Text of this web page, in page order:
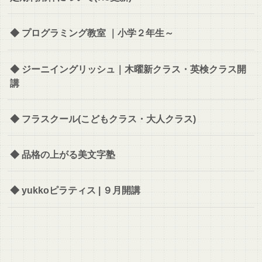
◆ プログラミング教室 ｜小学２年生～
◆ ジーニイングリッシュ｜木曜新クラス・英検クラス開
講
◆ フラスクール(こどもクラス・大人クラス)
◆ 品格の上がる美文字塾
◆ yukkoピラティス | ９月開講